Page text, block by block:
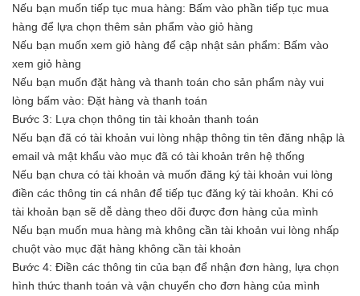
Nếu bạn muốn tiếp tục mua hàng: Bấm vào phần tiếp tục mua
hàng để lựa chọn thêm sản phẩm vào giỏ hàng
Nếu bạn muốn xem giỏ hàng để cập nhật sản phẩm: Bấm vào
xem giỏ hàng
Nếu bạn muốn đặt hàng và thanh toán cho sản phẩm này vui
lòng bấm vào: Đặt hàng và thanh toán
Bước 3: Lựa chọn thông tin tài khoản thanh toán
Nếu bạn đã có tài khoản vui lòng nhập thông tin tên đăng nhập là
email và mật khẩu vào mục đã có tài khoản trên hệ thống
Nếu bạn chưa có tài khoản và muốn đăng ký tài khoản vui lòng
điền các thông tin cá nhân để tiếp tục đăng ký tài khoản. Khi có
tài khoản bạn sẽ dễ dàng theo dõi được đơn hàng của mình
Nếu bạn muốn mua hàng mà không cần tài khoản vui lòng nhấp
chuột vào mục đặt hàng không cần tài khoản
Bước 4: Điền các thông tin của bạn để nhận đơn hàng, lựa chọn
hình thức thanh toán và vận chuyển cho đơn hàng của mình